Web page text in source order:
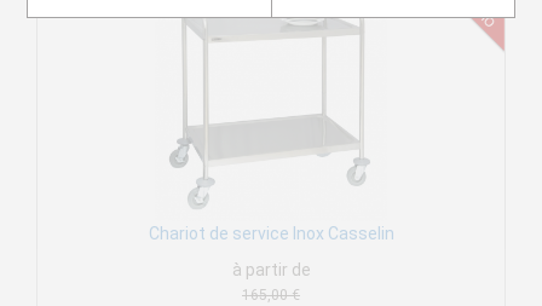
Chariot de service Inox Casselin
à partir de
165,00 €